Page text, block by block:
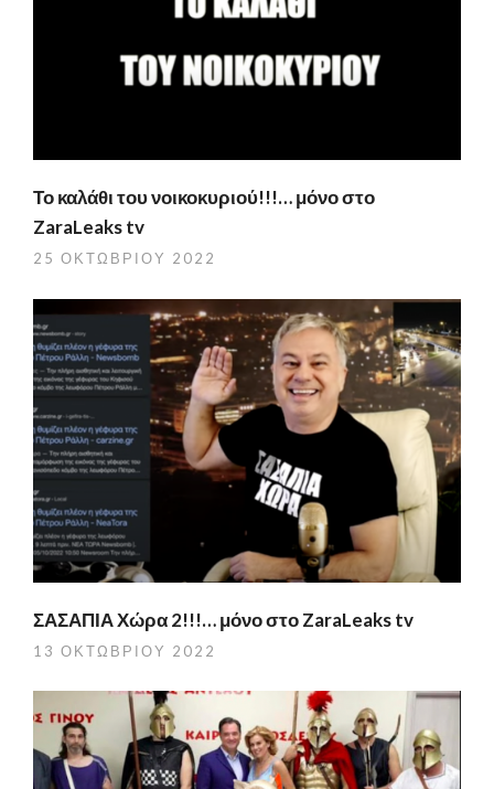
Το καλάθι του νοικοκυριού!!!… μόνο στο
ZaraLeaks tv
25 ΟΚΤΩΒΡΊΟΥ 2022
ΣΑΣΑΠΙΑ Χώρα 2!!!… μόνο στο ZaraLeaks tv
13 ΟΚΤΩΒΡΊΟΥ 2022